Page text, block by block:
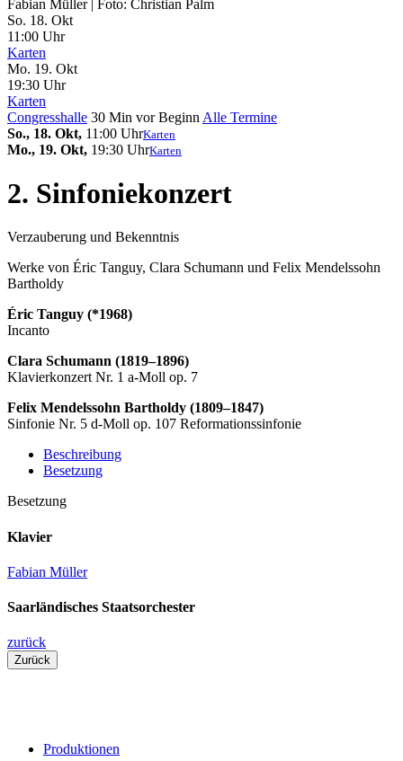
Fabian Müller | Foto: Christian Palm
So. 18. Okt
11:00 Uhr
Karten
Mo. 19. Okt
19:30 Uhr
Karten
Congresshalle 30 Min vor Beginn Alle Termine
So., 18. Okt, 11:00 UhrKarten
Mo., 19. Okt, 19:30 UhrKarten
2. Sinfoniekonzert
Verzauberung und Bekenntnis
Werke von Éric Tanguy, Clara Schumann und Felix Mendelssohn
Bartholdy
Éric Tanguy (*1968)
Incanto
Clara Schumann (1819–1896)
Klavierkonzert Nr. 1 a-Moll op. 7
Felix Mendelssohn Bartholdy (1809–1847)
Sinfonie Nr. 5 d-Moll op. 107 Reformationssinfonie
Beschreibung
Besetzung
Besetzung
Klavier
Fabian Müller
Saarländisches Staatsorchester
zurück
Zurück
Produktionen